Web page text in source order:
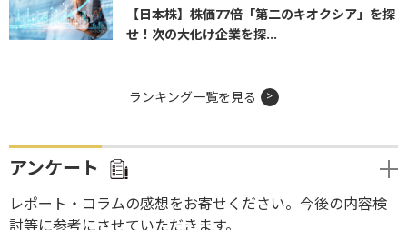
【日本株】株価77倍「第二のキオクシア」を探
せ！次の大化け企業を探...
ランキング一覧を見る
アンケート
レポート・コラムの感想をお寄せください。今後の内容検
討等に参考にさせていただきます。